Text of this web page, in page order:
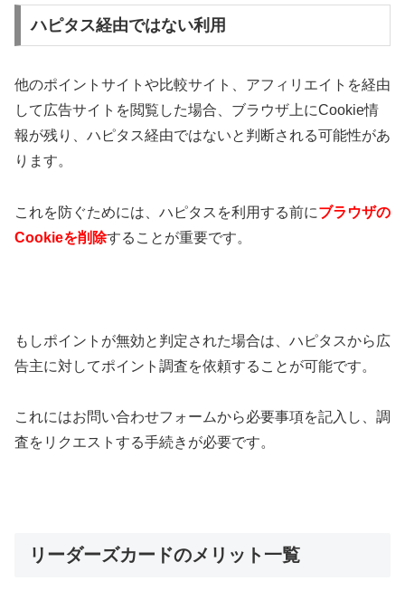
ハピタス経由ではない利用
他のポイントサイトや比較サイト、アフィリエイトを経由
して広告サイトを閲覧した場合、ブラウザ上にCookie情
報が残り、ハピタス経由ではないと判断される可能性があ
ります。
これを防ぐためには、ハピタスを利用する前にブラウザの
Cookieを削除することが重要です​​。
もしポイントが無効と判定された場合は、ハピタスから広
告主に対してポイント調査を依頼することが可能です。
これにはお問い合わせフォームから必要事項を記入し、調
査をリクエストする手続きが必要です​​。
リーダーズカードのメリット一覧